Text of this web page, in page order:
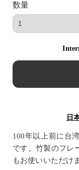
数量
日
100年以上前に台
です。竹製のフレ
もお使いいただけ